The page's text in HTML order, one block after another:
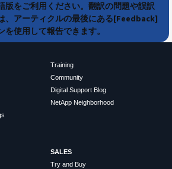
版をご利用ください。翻訳の問題や誤訳
、アーティクルの最後にある[Feedback]
を使用して報告できます。
Training
Community
Digital Support Blog
NetApp Neighborhood
SALES
Try and Buy